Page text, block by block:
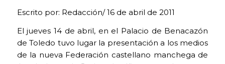
Escrito por: Redacción/ 16 de abril de 2011
El jueves 14 de abril, en el Palacio de Benacazón
de Toledo tuvo lugar la presentación a los medios
de la nueva Federación castellano manchega de